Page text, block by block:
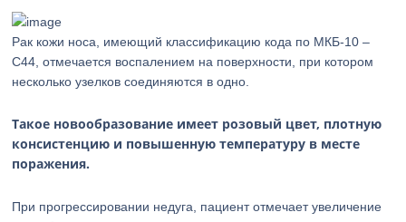
Рак кожи носа, имеющий классификацию кода по МКБ-10 –
С44, отмечается воспалением на поверхности, при котором
несколько узелков соединяются в одно.
Такое новообразование имеет розовый цвет, плотную
консистенцию и повышенную температуру в месте
поражения.
При прогрессировании недуга, пациент отмечает увеличение